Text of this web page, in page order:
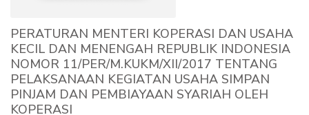
PERATURAN MENTERI KOPERASI DAN USAHA
KECIL DAN MENENGAH REPUBLIK INDONESIA
NOMOR 11/PER/M.KUKM/XII/2017 TENTANG
PELAKSANAAN KEGIATAN USAHA SIMPAN
PINJAM DAN PEMBIAYAAN SYARIAH OLEH
KOPERASI